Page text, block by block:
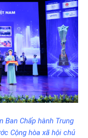
Ban Chấp hành Trung
Cộng hòa xã hội chủ